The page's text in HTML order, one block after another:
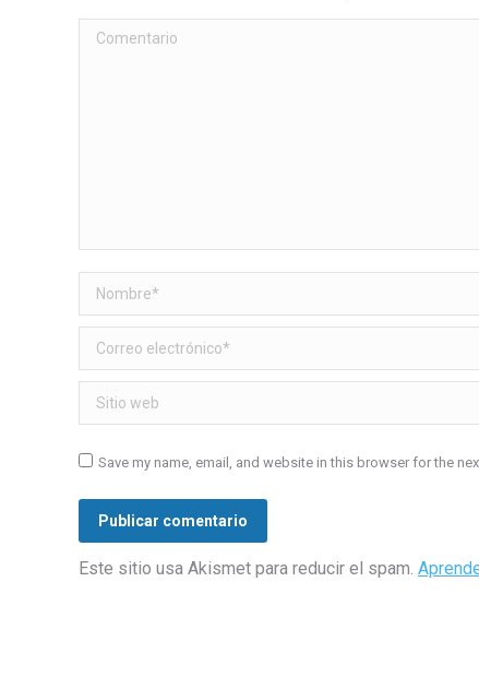
Comentario
Nombre *
Correo electrónico *
Sitio web
Save my name, email, and website in this browser for the
Publicar comentario
Este sitio usa Akismet para reducir el spam.